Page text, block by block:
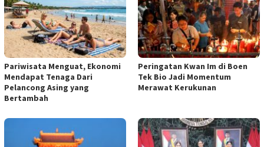
Pariwisata Menguat, Ekonomi
Mendapat Tenaga Dari
Pelancong Asing yang
Bertambah
Peringatan Kwan Im di Boen
Tek Bio Jadi Momentum
Merawat Kerukunan